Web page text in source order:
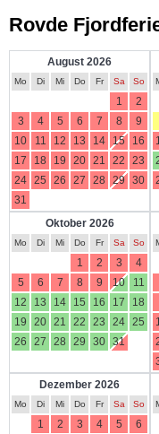
Rovde
August 2026
Mo Di Mi Do Fr Sa So
1
2
3
4 5 6 7 8
9
10
11 12 13 14 15
16
17
18 19 20 21 22
23
24 25 26 27 28 29
30
31
Oktober 2026
Mo Di Mi Do Fr Sa So
1 2 3
4
5
6 7 8 9 10
11
12
13 14 15 16 17
18
19
20 21 22 23 24 25
26
27 28 29 30 31
Dezember 2026
Mo Di Mi Do Fr Sa So
1 2 3 4 5
6